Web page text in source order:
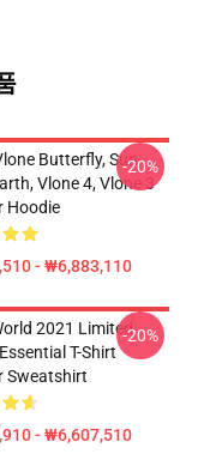
Butterfly, Sun,
Vlone 4, Vlone 3
Hoodie
- ₩6,883,110
-20%
2021 Limited
T-Shirt
Sweatshirt
- ₩6,607,510
-20%